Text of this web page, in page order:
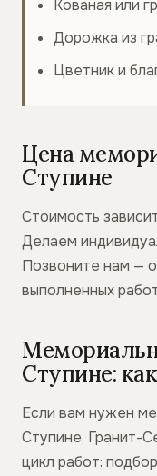
Кованая или
Дорожка из
Цветник и
Цена
Ступине
Стоимость
Делаем
Позвоните нам —
выполненных
Ступине:
Если вам нужен
Ступине, Гранит-
цикл работ: